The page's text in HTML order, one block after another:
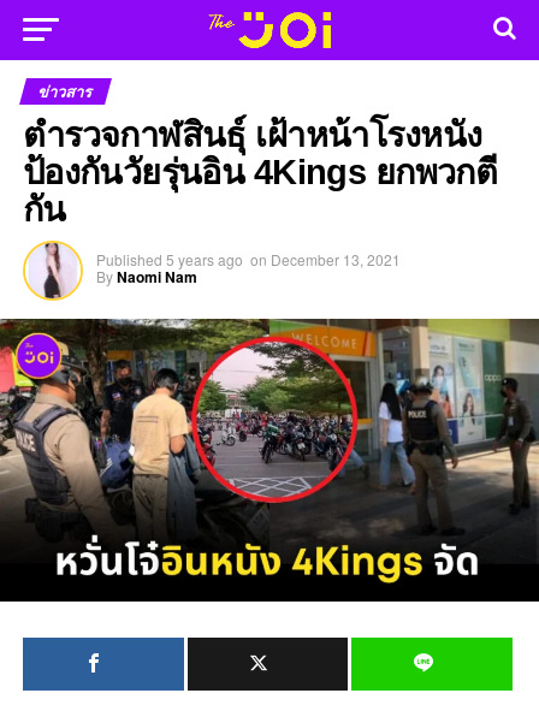
ข่าวสาร
ตำรวจกาฬสินธุ์ เฝ้าหน้าโรงหนัง
ป้องกันวัยรุ่นอิน 4Kings ยกพวกตี
กัน
Published 5 years ago on December 13, 2021
ByNaomi Nam